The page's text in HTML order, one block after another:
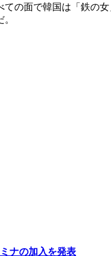
の面で韓国は「鉄の
ナの加入を発表